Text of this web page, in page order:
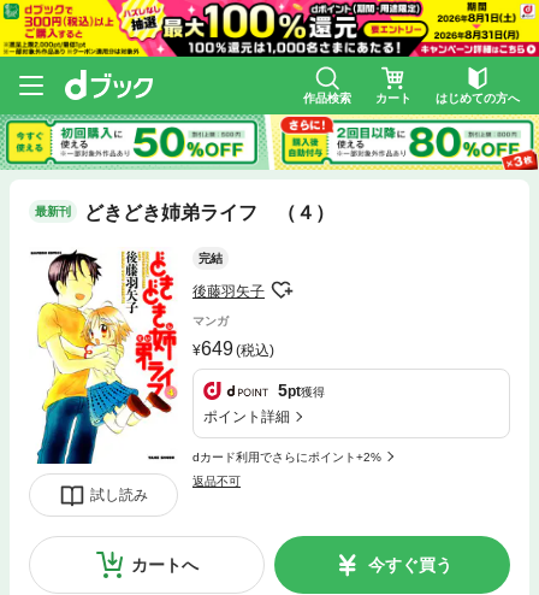
作品検索 カート はじめての方へ
最新刊 どきどき姉弟ライフ （４）
試し読み
完結
後藤羽矢子
マンガ
649(税込)
5pt獲得
ポイント詳細
dカード利用でさらにポイント+2%
返品不可
カートへ 今すぐ買う